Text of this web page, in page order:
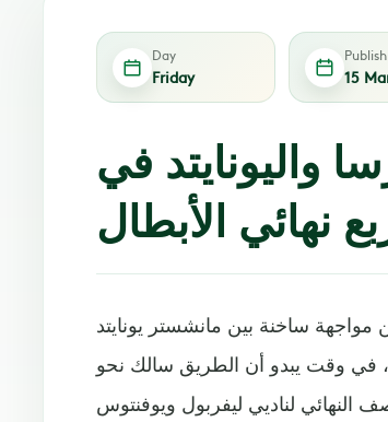
Day
Friday 15
واليونايتد في
نهائي الأبطال
ساخنة بين مانشستر يونايتد
في وقت يبدو أن الطريق سالك نحو